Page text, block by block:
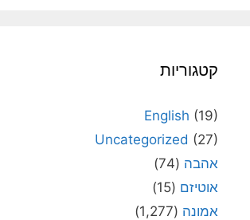
קטגוריות
English (19)
Uncategorized (27)
אהבה (74)
אוטיזם (15)
אמונה (1,277)